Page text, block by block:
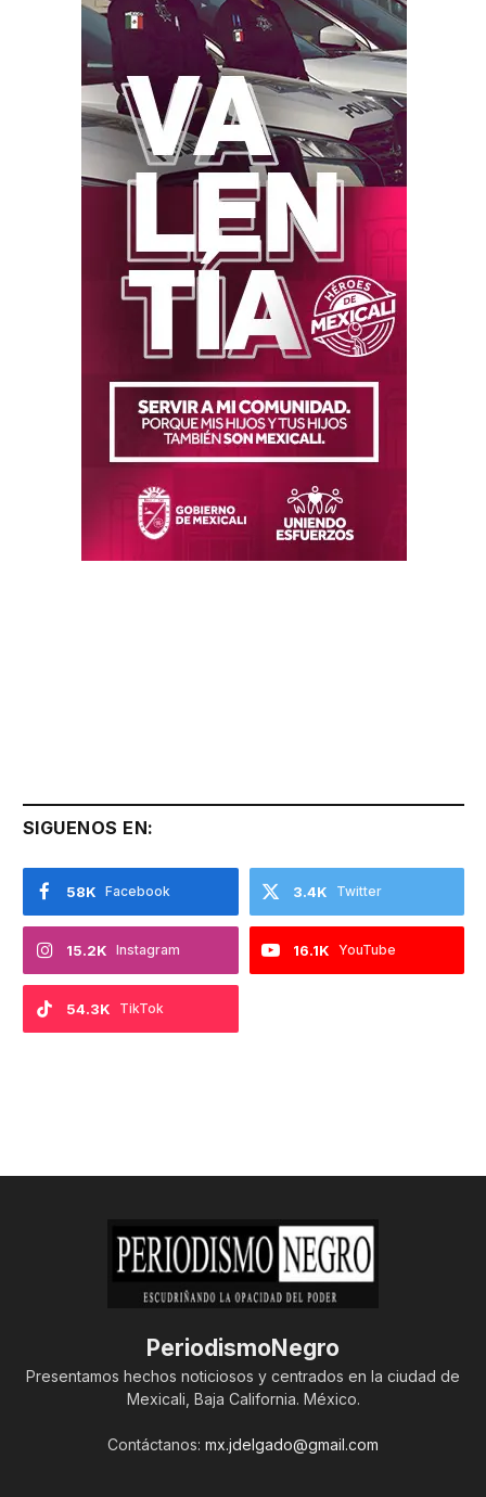
SIGUENOS EN:
Facebook
58K Twitter
3.4K
Instagram
15.2K YouTube
16.1K
TikTok
54.3K
PeriodismoNegro
Presentamos hechos noticiosos y centrados en la ciudad de
Mexicali, Baja California. México.
Contáctanos: mx.jdelgado@gmail.com